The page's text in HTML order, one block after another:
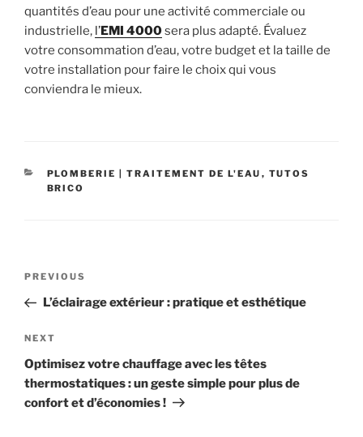
quantités d’eau pour une activité commerciale ou
industrielle, l’EMI 4000sera plus adapté. Évaluez
votre consommation d’eau, votre budget et la taille de
votre installation pour faire le choix qui vous
conviendra le mieux.
CATEGORIES
PLOMBERIE | TRAITEMENT DE L'EAU , TUTOS
BRICO
Navigation
l’article
Previous
Post
PREVIOUS
L’éclairage extérieur : pratique et esthétique
Next
Post
NEXT
Optimisez votre chauffage avec les têtes
thermostatiques : un geste simple pour plus de
confort et d’économies !